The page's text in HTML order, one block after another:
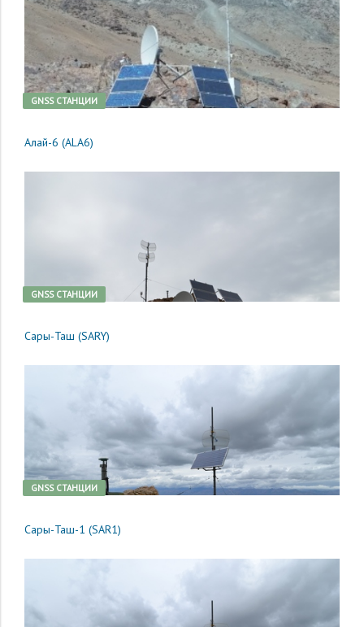
GNSS CТАНЦИИ
Алай-6 (ALA6)
GNSS CТАНЦИИ
Сары-Таш (SARY)
GNSS CТАНЦИИ
Сары-Таш-1 (SAR1)